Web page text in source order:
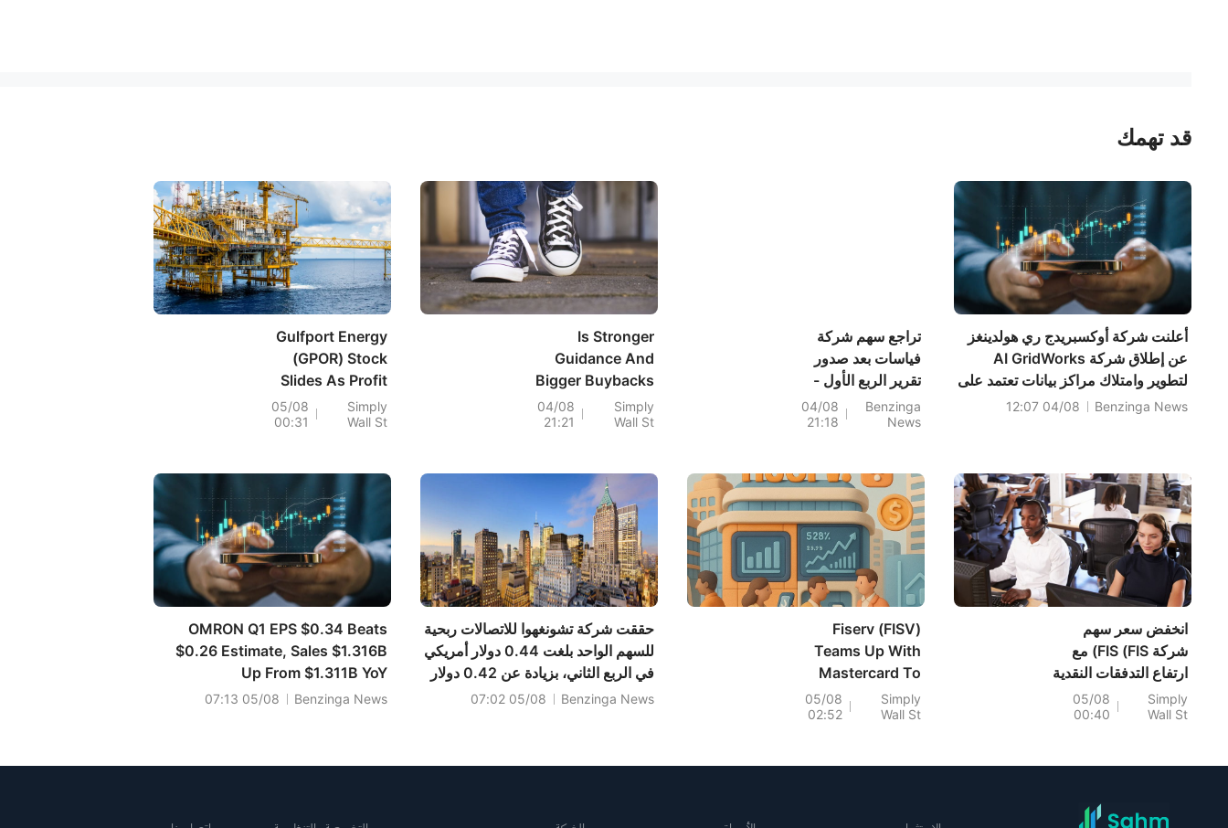
قد تهمك
أعلنت شركة أوكسبريدج ري هولدينغز
عن إطلاق شركة AI GridWorks
لتطوير وامتلاك مراكز بيانات تعتمد على
الذكاء الاصطناعي، وتستهدف مشاريع
Benzinga News
04/08 12:07
تراجع سهم شركة
فياسات بعد صدور
تقرير الربع الأول -
إليكم السبب
Benzinga
News
04/08
21:18
Is Stronger
Guidance And
Bigger Buybacks
Altering The
Investment Case
Simply
Wall St
04/08
21:21
Gulfport Energy
(GPOR) Stock
Slides As Profit
Reset Meets Softer
Quarter
Simply
Wall St
05/08
00:31
انخفض سعر سهم
شركة FIS (FIS) مع
ارتفاع التدفقات النقدية
واستمرار المخاطر
Simply
Wall St
05/08
00:40
Fiserv (FISV)
Teams Up With
Mastercard To
Expand Commerce
Hub For Global
Simply
Wall St
05/08
02:52
حققت شركة تشونغهوا للاتصالات ربحية
للسهم الواحد بلغت 0.44 دولار أمريكي
في الربع الثاني، بزيادة عن 0.42 دولار
أمريكي في الفترة نفسها من العام
Benzinga News
05/08 07:02
OMRON Q1 EPS $0.34 Beats
$0.26 Estimate, Sales $1.316B
Up From $1.311B YoY
Benzinga News
05/08 07:13